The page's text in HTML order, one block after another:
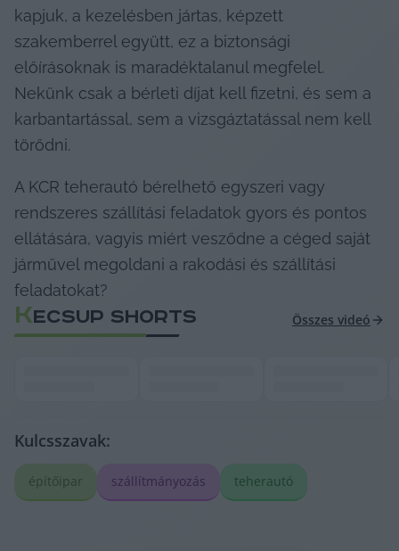
kapjuk, a kezelésben jártas, képzett
szakemberrel együtt, ez a biztonsági
előírásoknak is maradéktalanul megfelel.
Nekünk csak a bérleti díjat kell fizetni, és sem a
karbantartással, sem a vizsgáztatással nem kell
törődni.
A KCR teherautó bérelhető egyszeri vagy
rendszeres szállítási feladatok gyors és pontos
ellátására, vagyis miért vesződne a céged saját
járművel megoldani a rakodási és szállítási
feladatokat?
KECSUP SHORTS Összes videó
Kulcsszavak:
építőipar szállítmányozás teherautó